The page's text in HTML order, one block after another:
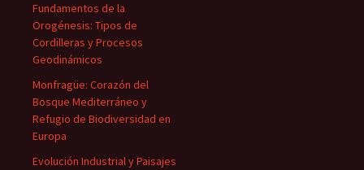
Fundamentos de la
Orogénesis: Tipos de
Cordilleras y Procesos
Geodinámicos
Monfragüe: Corazón del
Bosque Mediterráneo y
Refugio de Biodiversidad en
Europa
Evolución Industrial y Paisajes